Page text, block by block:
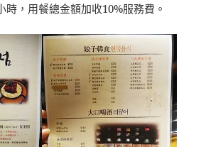
時，用餐總金額加收10%服務費。